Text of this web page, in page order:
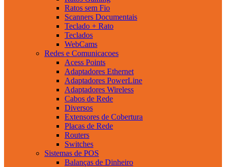
Ratos sem Fio
Scanners Documentais
Teclado + Rato
Teclados
WebCams
Redes e Comunicacoes
Acess Points
Adaptadores Ethernet
Adaptadores PowerLine
Adaptadores Wireless
Cabos de Rede
Diversos
Extensores de Cobertura
Placas de Rede
Routers
Switches
Sistemas de POS
Balanças de Dinheiro